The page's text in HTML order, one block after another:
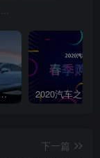
分起泡的从氨基
讲述工业岳6月29
然油脂的纯天然、
列产品推荐，如滋
条评测国」达人、
泡的对比度，搜狐
用户运营方案
下一篇